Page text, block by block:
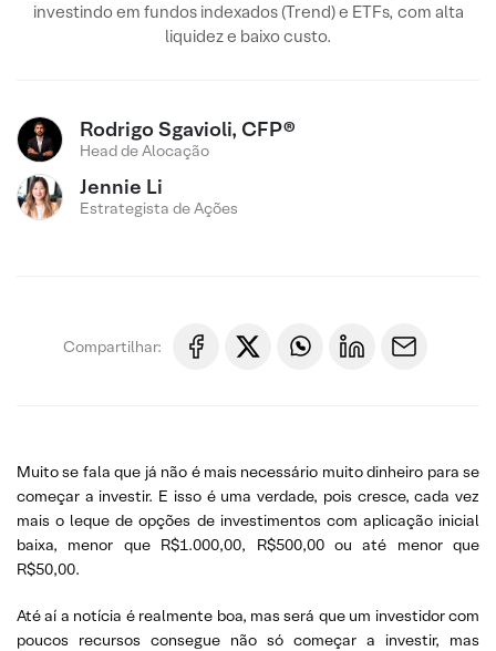
investindo em fundos indexados (Trend) e ETFs, com alta
liquidez e baixo custo.
Rodrigo Sgavioli, CFP®
Head de Alocação
Jennie Li
Estrategista de Ações
Compartilhar:
Muito se fala que já não é mais necessário muito dinheiro para se
começar a investir. E isso é uma verdade, pois cresce, cada vez
mais o leque de opções de investimentos com aplicação inicial
baixa, menor que R$1.000,00, R$500,00 ou até menor que
R$50,00.
Até aí a notícia é realmente boa, mas será que um investidor com
poucos recursos consegue não só começar a investir, mas